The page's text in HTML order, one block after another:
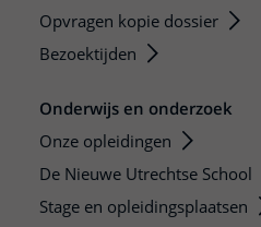
Het Wilhelmina Kinderziekenhuis
Opvragen kopie dossier
Bezoektijden
Onderwijs en onderzoek
Onze opleidingen
De Nieuwe Utrechtse School
Stage en opleidingsplaatsen